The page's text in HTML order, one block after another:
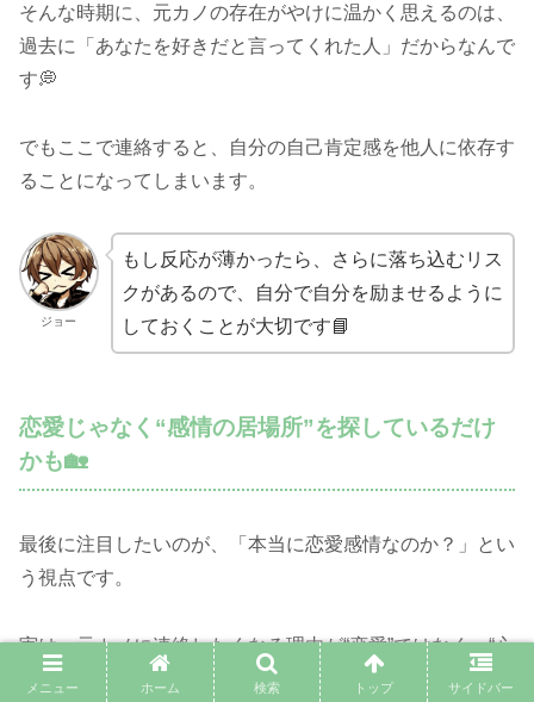
そんな時期に、元カノの存在がやけに温かく思えるのは、
過去に「あなたを好きだと言ってくれた人」だからなんで
す💭
でもここで連絡すると、自分の自己肯定感を他人に依存す
ることになってしまいます。
ジョー
もし反応が薄かったら、さらに落ち込むリス
クがあるので、自分で自分を励ませるように
しておくことが大切です📘
恋愛じゃなく“感情の居場所”を探しているだけ
かも🏡
最後に注目したいのが、「本当に恋愛感情なのか？」とい
う視点です。
実は、元カノに連絡したくなる理由が“恋愛”ではなく、“心
の居場所がほしい”だけだったというケースも多いです。
メニュー ホーム 検索 トップ サイドバー